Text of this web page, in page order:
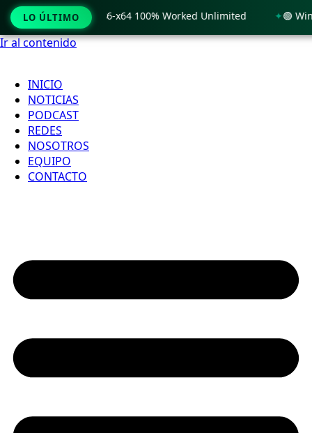
Ir al contenido
INICIO
NOTICIAS
PODCAST
REDES
NOSOTROS
EQUIPO
CONTACTO
LO ÚLTIMO
11 x86-x64 100% Worked Unlimited 🟢 WinRAR